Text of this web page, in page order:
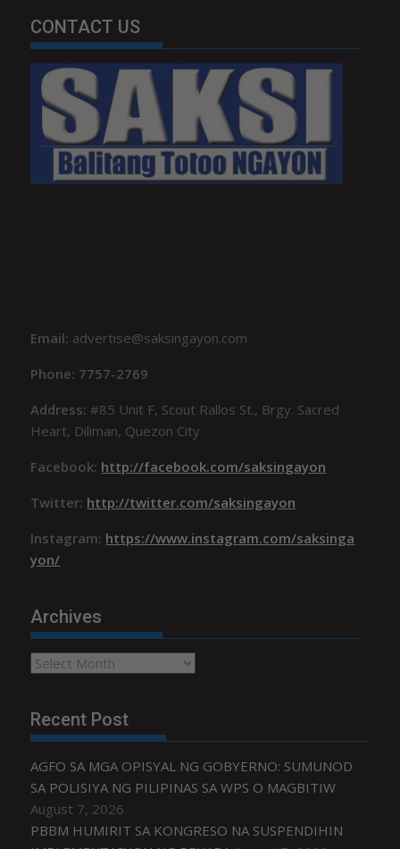
CONTACT US
Email: advertise@saksingayon.com
Phone: 7757-2769
Address:#85 Unit F, Scout Rallos St., Brgy. Sacred
Heart, Diliman, Quezon City
Facebook: http://facebook.com/saksingayon
Twitter: http://twitter.com/saksingayon
Instagram: https://www.instagram.com/saksinga
yon/
Archives
Archives
Recent Post
AGFO SA MGA OPISYAL NG GOBYERNO: SUMUNOD
SA POLISIYA NG PILIPINAS SA WPS O MAGBITIW
August 7, 2026
PBBM HUMIRIT SA KONGRESO NA SUSPENDIHIN